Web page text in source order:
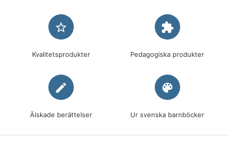
star_border
Kvalitetsprodukter
extension
Pedagogiska produkter
edit
Älskade berättelser
palette
Ur svenska barnböcker